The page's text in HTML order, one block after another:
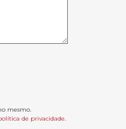
mesmo.
de privacidade.